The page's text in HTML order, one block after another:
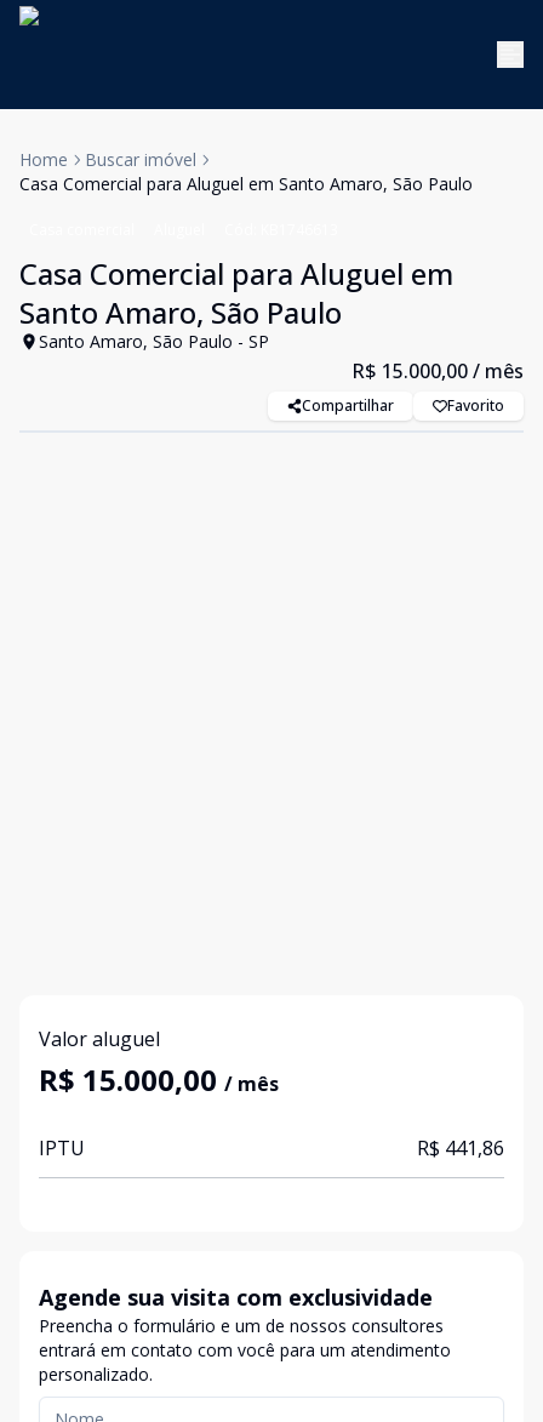
Home
Buscar imóvel
Casa Comercial para Aluguel em Santo Amaro, São Paulo
Casa Comercial para Aluguel em
Santo Amaro, São Paulo
Santo Amaro, São Paulo - SP
R$ 15.000,00/ mês
Compartilhar Favorito
Valor aluguel
R$ 15.000,00 / mês
IPTU R$ 441,86
Agende sua visita com exclusividade
Preencha o formulário e um de nossos consultores
entrará em contato com você para um atendimento
personalizado.